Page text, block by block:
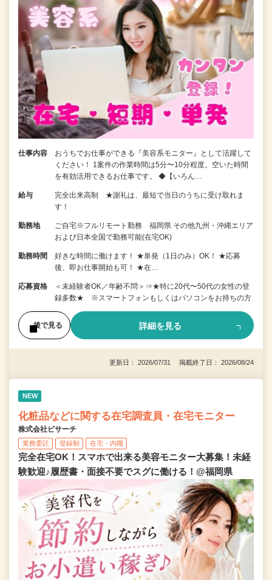
仕事内容
おうちでお仕事ができる『美容系モニター』として活躍して
ください！ 1案件の作業時間は5分〜10分程度。空いた時間
を有効活用できるお仕事です。 ◆【いろん…
給与
完全出来高制 ★謝礼は、最短で当日のうちに受け取れま
す！
勤務地
ご自宅※フルリモート勤務 福岡県 その他九州・沖縄エリア
および日本全国で勤務可能(在宅OK)
勤務時間
好きな時間に働けます！ ★単発（1日のみ）OK！ ★応募
後、即お仕事開始も可！ ★在…
応募資格
＜未経験者OK／年齢不問＞⇒★特に20代〜50代の女性の登
録多数★ ※スマートフォンもしくはパソコンをお持ちの方
後で見る 詳細を見る
更新日： 2026/07/31 掲載終了日： 2026/08/24
NEW
化粧品などに関する在宅調査員・在宅モニター
株式会社ビサーチ
業務委託 登録制 在宅・内職
完全在宅OK！スマホで出来る美容モニター大募集！未経
験歓迎♪履歴書・面接不要でスグに働ける！@福岡県